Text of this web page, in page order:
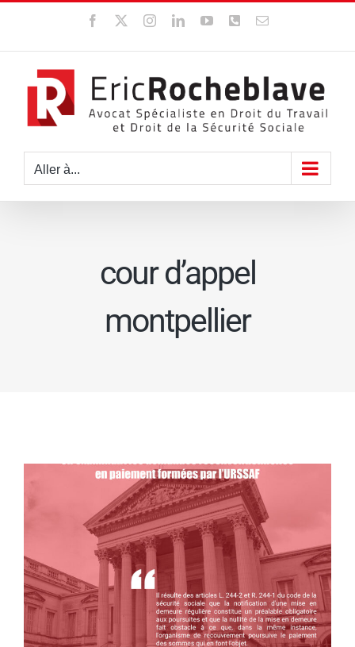
contenu
Facebook InstagramLinkedInYouTubeWhatsApp
Email
Aller à...
cour d’appel
montpellier